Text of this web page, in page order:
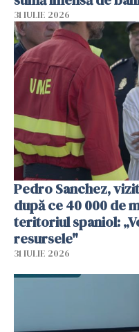
31 IULIE 2026
Pedro Sanchez,
după ce 40 000 de
teritoriul spaniol:
resursele"
31 IULIE 2026